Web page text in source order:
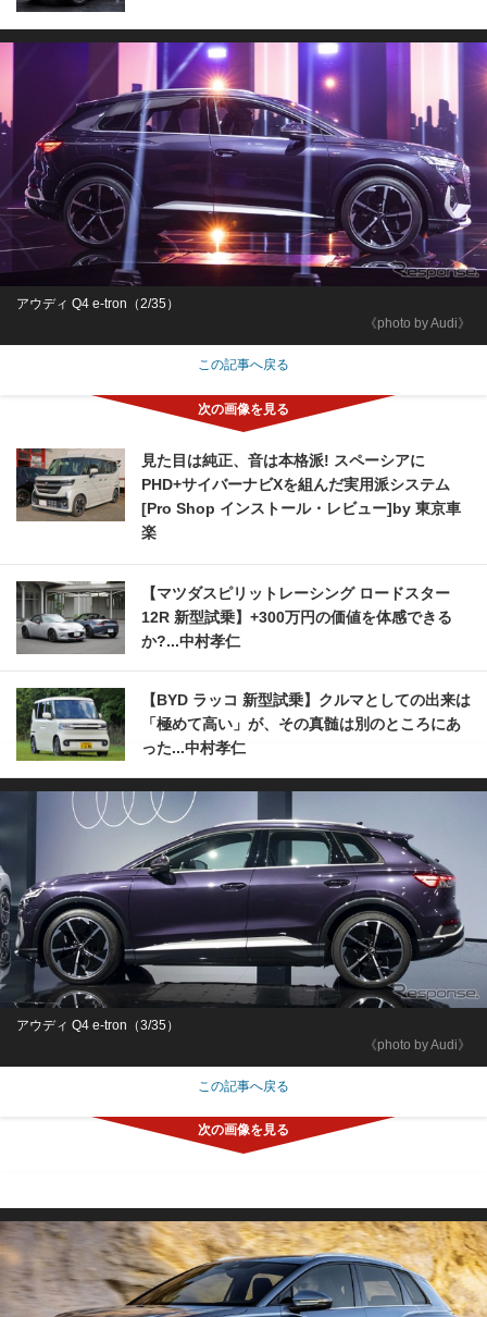
《photo by Audi》
アウディ Q4 e-tron（2/35）
この記事へ戻る
見た目は純正、音は本格派! スペーシアに
PHD+サイバーナビXを組んだ実用派システム
[Pro Shop インストール・レビュー]by 東京車
楽
【マツダスピリットレーシング ロードスター
12R 新型試乗】+300万円の価値を体感できる
か?...中村孝仁
【BYD ラッコ 新型試乗】クルマとしての出来は
「極めて高い」が、その真髄は別のところにあ
った...中村孝仁
《photo by Audi》
アウディ Q4 e-tron（3/35）
この記事へ戻る